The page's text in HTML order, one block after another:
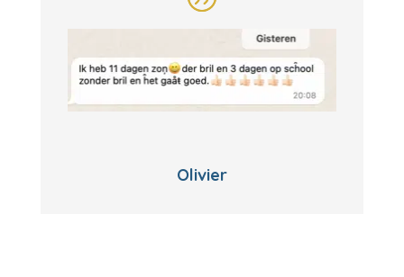
Olivier